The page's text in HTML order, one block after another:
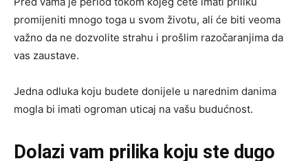
promijeniti mnogo toga u svom životu, ali će biti veoma
važno da ne dozvolite strahu i prošlim razočaranjima da
vas zaustave.
Jedna odluka koju budete donijele u narednim danima
mogla bi imati ogroman uticaj na vašu budućnost.
Dolazi vam prilika koju ste dugo